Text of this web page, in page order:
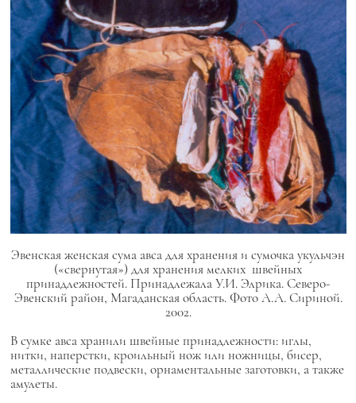
Эвенская женская сума авсадля хранения и сумочка укульчэн
(«свернутая») для хранения мелких швейных
принадлежностей. Принадлежала У.И. Элрика. Северо-
Эвенский район, Магаданская область. Фото А.А. Сириной.
2002.
В сумке авсахранили швейные принадлежности: иглы,
нитки, наперстки, кроильный нож или ножницы, бисер,
металлические подвески, орнаментальные заготовки, а также
амулеты.